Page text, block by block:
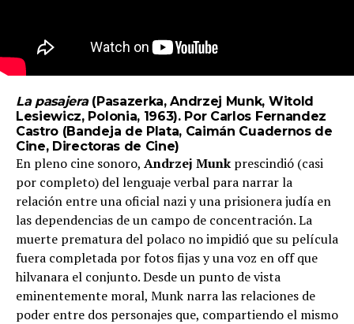
La pasajera(Pasazerka,Andrzej Munk, Witold
Lesiewicz, Polonia, 1963). Por Carlos Fernandez
Castro (Bandeja de Plata, Caimán Cuadernos de
Cine, Directoras de Cine)
En pleno cine sonoro, Andrzej Munk prescindió (casi
por completo) del lenguaje verbal para narrar la
relación entre una oficial nazi y una prisionera judía en
las dependencias de un campo de concentración. La
muerte prematura del polaco no impidió que su película
fuera completada por fotos fijas y una voz en off que
hilvanara el conjunto. Desde un punto de vista
eminentemente moral, Munk narra las relaciones de
poder entre dos personajes que, compartiendo el mismo